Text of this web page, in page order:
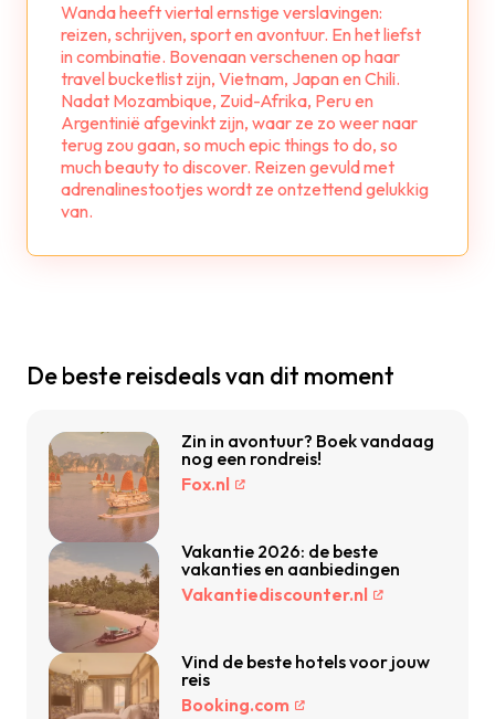
Wanda heeft viertal ernstige verslavingen:
reizen, schrijven, sport en avontuur. En het liefst
in combinatie. Bovenaan verschenen op haar
travel bucketlist zijn, Vietnam, Japan en Chili.
Nadat Mozambique, Zuid-Afrika, Peru en
Argentinië afgevinkt zijn, waar ze zo weer naar
terug zou gaan, so much epic things to do, so
much beauty to discover. Reizen gevuld met
adrenalinestootjes wordt ze ontzettend gelukkig
van.
De beste reisdeals van dit moment
Zin in avontuur? Boek vandaag
nog een rondreis!
Fox.nl
Vakantie 2026: de beste
vakanties en aanbiedingen
Vakantiediscounter.nl
Vind de beste hotels voor jouw
reis
Booking.com